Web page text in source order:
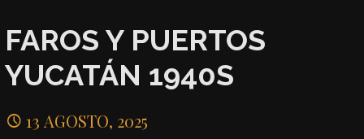
FAROS Y PUERTOS
YUCATÁN 1940S
13 AGOSTO, 2025